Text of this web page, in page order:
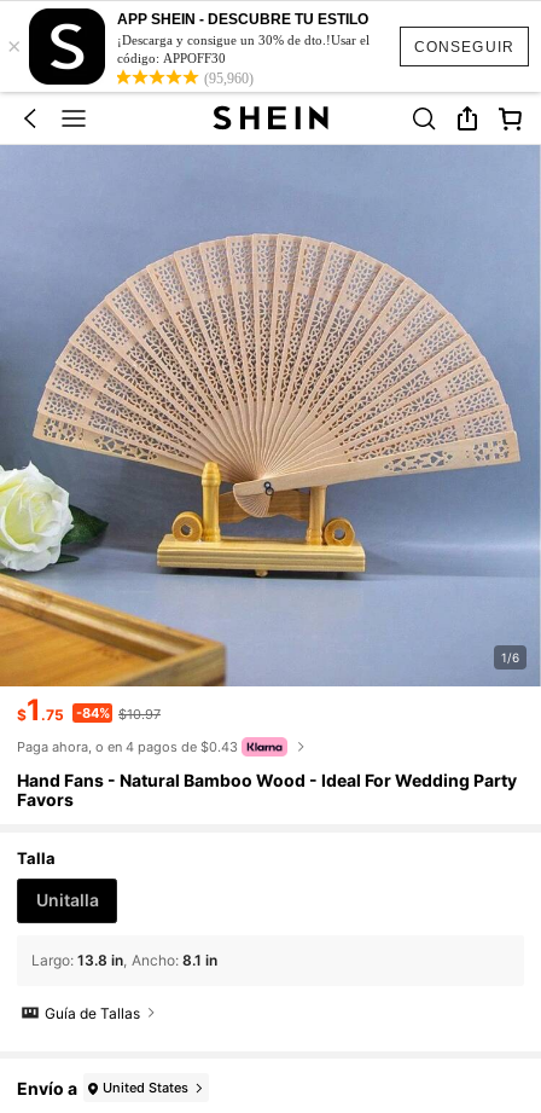
CONSEGUIR
×
APP SHEIN - DESCUBRE TU ESTILO
¡Descarga y consigue un 30% de dto.!Usar el
código: APPOFF30
(95,960)
1/6
$1.75 -84% $10.97
Paga ahora, o en 4 pagos de $0.43
Hand Fans - Natural Bamboo Wood - Ideal For Wedding Party
Favors
Talla
Unitalla
Largo: 13.8 in Ancho: 8.1 in
Guía de Tallas
Envío a United States